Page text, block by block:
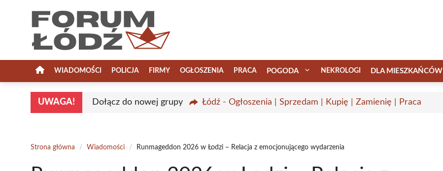
WIADOMOŚCI POLICJA FIRMY OGŁOSZENIA PRACA POGODA NEKROLOGI DLA MIESZKAŃCÓW
UWAGA! Dołącz do nowej grupy Łódź - Ogłoszenia | Sprzedam | Kupię | Zamienię | Praca
Strona główna / Wiadomości / Runmageddon 2026 w Łodzi – Relacja z emocjonującego wydarzenia